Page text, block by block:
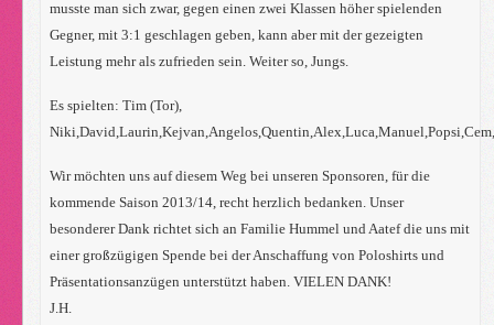
musste man sich zwar, gegen einen zwei Klassen höher spielenden
Gegner, mit 3:1 geschlagen geben, kann aber mit der gezeigten
Leistung mehr als zufrieden sein. Weiter so, Jungs.
Es spielten: Tim (Tor),
Wir möchten uns auf diesem Weg bei unseren Sponsoren, für die
kommende Saison 2013/14, recht herzlich bedanken. Unser
besonderer Dank richtet sich an Familie Hummel und Aatef die uns mit
einer großzügigen Spende bei der Anschaffung von Poloshirts und
Präsentationsanzügen unterstützt haben. VIELEN DANK!
J.H.